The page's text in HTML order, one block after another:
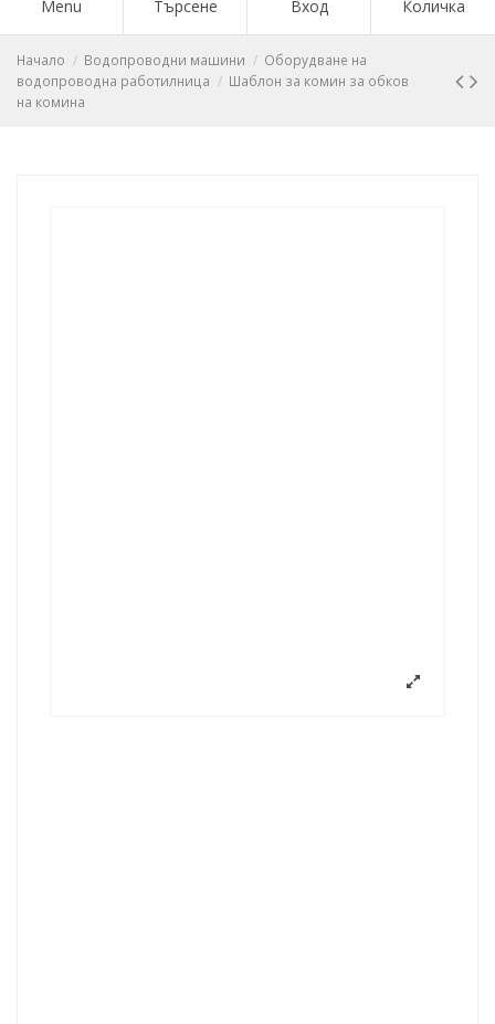
Menu Търсене Вход Количка
Начало Водопроводни машини
Оборудване на
водопроводна работилница
Шаблон за комин за обков
на комина